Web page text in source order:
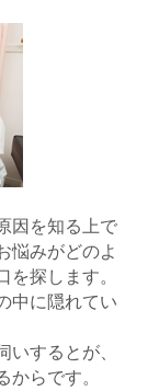
因を知る上で
悩みがどのよ
を探します。
中に隠れてい
いするとが、
からです。